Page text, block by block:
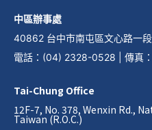
中區辦事處
40862 台中市南屯區文心路一
電話 ： (04) 2328-0528 傳真 ：
Tai-Chung Office
12F-7, No. 378, Wenxin Rd.,
Taiwan (R.O.C.)